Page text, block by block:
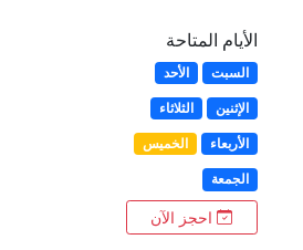
الأيام المتاحة
السبت
الأحد
الإثنين
الثلاثاء
الأربعاء
الخميس
الجمعة
احجز الآن